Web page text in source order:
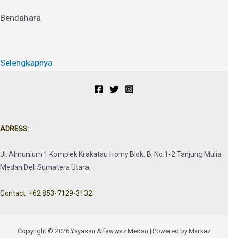
Bendahara
Selengkapnya
ADRESS:
Jl. Almunium 1 Komplek Krakatau Homy Blok. B, No.1-2 Tanjung Mulia,
Medan Deli Sumatera Utara.
Contact: +62 853-7129-3132
Copyright © 2026 Yayasan Alfawwaz Medan | Powered by Markaz